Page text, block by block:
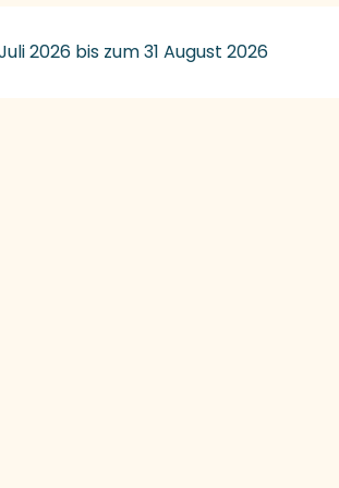
2026 bis zum 31 August 2026